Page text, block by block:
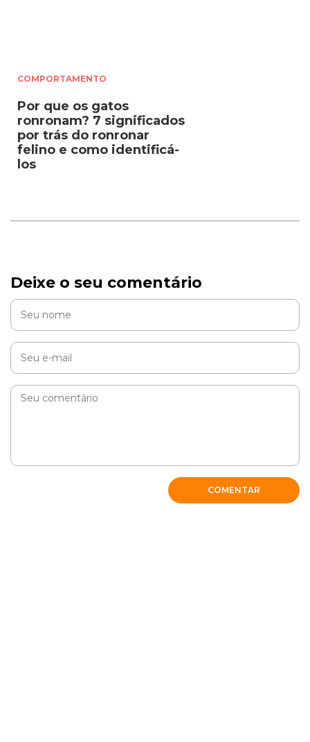
COMPORTAMENTO
Por que os gatos
ronronam? 7 significados
por trás do ronronar
felino e como identificá-
los
Deixe o seu comentário
COMENTAR